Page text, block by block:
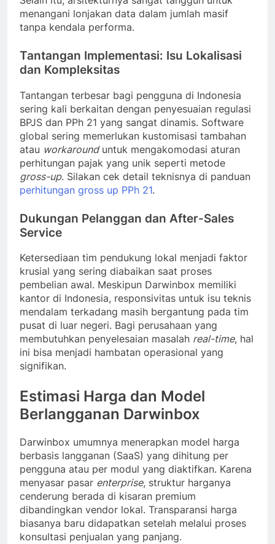
menangani lonjakan data dalam jumlah masif
tanpa kendala performa.
Tantangan Implementasi: Isu Lokalisasi
dan Kompleksitas
Tantangan terbesar bagi pengguna di Indonesia
sering kali berkaitan dengan penyesuaian regulasi
BPJS dan PPh 21 yang sangat dinamis. Software
global sering memerlukan kustomisasi tambahan
atau workarounduntuk mengakomodasi aturan
perhitungan pajak yang unik seperti metode
gross-up. Silakan cek detail teknisnya di panduan
perhitungan gross up PPh 21.
Dukungan Pelanggan dan After-Sales
Service
Ketersediaan tim pendukung lokal menjadi faktor
krusial yang sering diabaikan saat proses
pembelian awal. Meskipun Darwinbox memiliki
kantor di Indonesia, responsivitas untuk isu teknis
mendalam terkadang masih bergantung pada tim
pusat di luar negeri. Bagi perusahaan yang
membutuhkan penyelesaian masalah real-time, hal
ini bisa menjadi hambatan operasional yang
signifikan.
Estimasi Harga dan Model
Berlangganan Darwinbox
Darwinbox umumnya menerapkan model harga
berbasis langganan (SaaS) yang dihitung per
pengguna atau per modul yang diaktifkan. Karena
menyasar pasar enterprise, struktur harganya
cenderung berada di kisaran premium
dibandingkan vendor lokal. Transparansi harga
biasanya baru didapatkan setelah melalui proses
konsultasi penjualan yang panjang.